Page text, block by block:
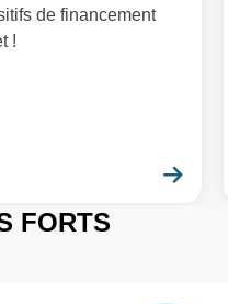
de financement
!
FORTS